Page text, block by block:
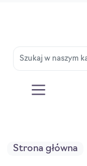
Strona główna